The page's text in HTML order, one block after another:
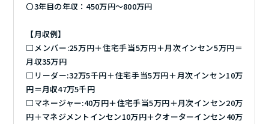
〇3年目の年収：450万円～800万円
【月収例】
□メンバー:25万円＋住宅手当5万円＋月次インセン5万円＝
月収35万円
□リーダー:32万5千円＋住宅手当5万円＋月次インセン10万
円＝月収47万5千円
□マネージャー:40万円＋住宅手当5万円＋月次インセン20万
円＋マネジメントインセン10万円＋クオーターインセン40万